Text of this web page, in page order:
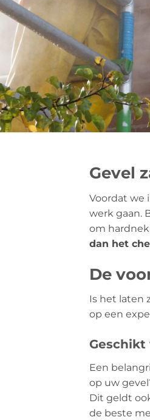
Gevel
Voordat we
werk gaan.
om
dan het
De
Is het laten
op een
Geschikt
Een
op uw
Dit geldt
de beste